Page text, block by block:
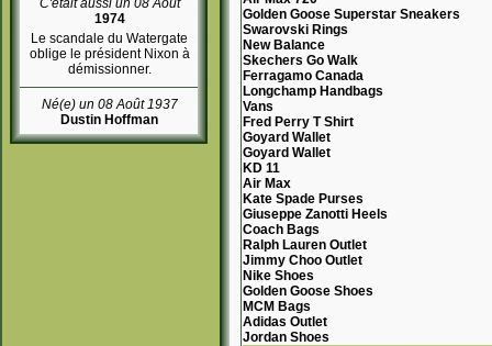
C'était aussi un 08 Août
1974
Le scandale du Watergate
oblige le président Nixon à
démissionner.
Né(e) un 08 Août 1937
Dustin Hoffman
Golden Goose Superstar Sneakers
Swarovski Rings
New Balance
Skechers Go Walk
Ferragamo Canada
Longchamp Handbags
Vans
Fred Perry T Shirt
Goyard Wallet
Goyard Wallet
KD 11
Air Max
Kate Spade Purses
Giuseppe Zanotti Heels
Coach Bags
Ralph Lauren Outlet
Jimmy Choo Outlet
Nike Shoes
Golden Goose Shoes
MCM Bags
Adidas Outlet
Jordan Shoes